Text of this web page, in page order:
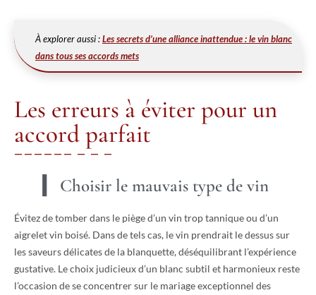
À explorer aussi :Les secrets d’une alliance inattendue : le vin blanc
dans tous ses accords mets
Les erreurs à éviter pour un
accord parfait
Choisir le mauvais type de vin
Évitez de tomber dans le piège d’un vin trop tannique ou d’un
aigrelet vin boisé. Dans de tels cas, le vin prendrait le dessus sur
les saveurs délicates de la blanquette, déséquilibrant l’expérience
gustative. Le choix judicieux d’un blanc subtil et harmonieux reste
l’occasion de se concentrer sur le mariage exceptionnel des